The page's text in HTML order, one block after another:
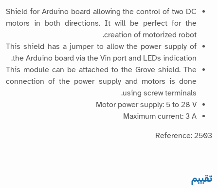
Shield for Arduino board allowing the control of two DC
motors in both directions. It will be perfect for the
creation of motorized robot.
This shield has a jumper to allow the power supply of
the Arduino board via the Vin port and LEDs indication.
This module can be attached to the Grove shield. The
connection of the power supply and motors is done
using screw terminals.
Motor power supply: 5 to 28 V
Maximum current: 3 A
Reference: 2503
تقييم